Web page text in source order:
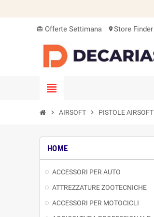
card_giftcard Offerte Settimana location_onStore Finder
view_headline
chevron_right AIRSOFT chevron_right PISTOLE AIRSOFT
HOME
ACCESSORI PER AUTO
ATTREZZATURE ZOOTECNICHE
ACCESSORI PER MOTOCICLI